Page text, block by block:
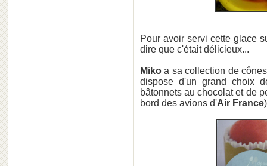
Pour avoir servi cette glace
dire que c'était délicieux...
Miko a sa collection de
dispose d'un grand choix
bâtonnets au chocolat et de
bord des avions d'Air France